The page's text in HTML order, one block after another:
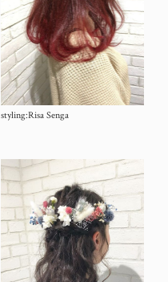
styling:Risa Senga